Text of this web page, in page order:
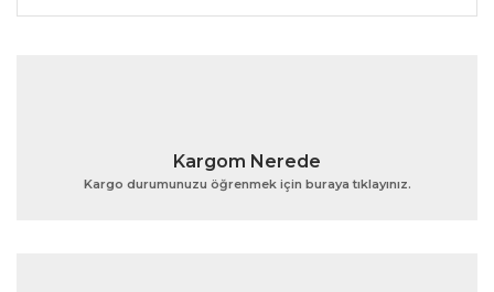
Bu ürünün fiyat bilgisi, resim, ürün açıklamalarında ve
Ürün açıklamasında eksik bilgiler bulunuyor.
Kargom Nerede
Kargo durumunuzu öğrenmek için buraya tıklayınız.